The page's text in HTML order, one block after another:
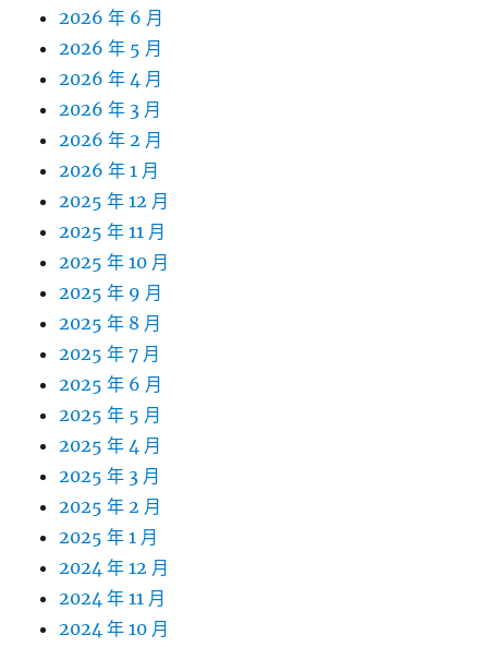
2026 年 6 月
2026 年 5 月
2026 年 4 月
2026 年 3 月
2026 年 2 月
2026 年 1 月
2025 年 12 月
2025 年 11 月
2025 年 10 月
2025 年 9 月
2025 年 8 月
2025 年 7 月
2025 年 6 月
2025 年 5 月
2025 年 4 月
2025 年 3 月
2025 年 2 月
2025 年 1 月
2024 年 12 月
2024 年 11 月
2024 年 10 月